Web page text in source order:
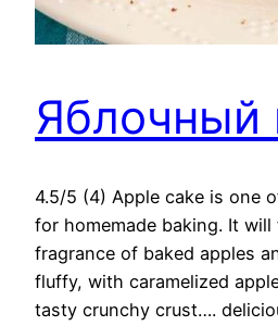
Яблочный
4.5/5 (4) Apple cake is one
for homemade baking. It
fragrance of baked apples
fluffy, with caramelized
tasty crunchy crust….